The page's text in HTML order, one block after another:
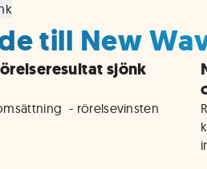
till New
sjönk
- rörelsevinsten